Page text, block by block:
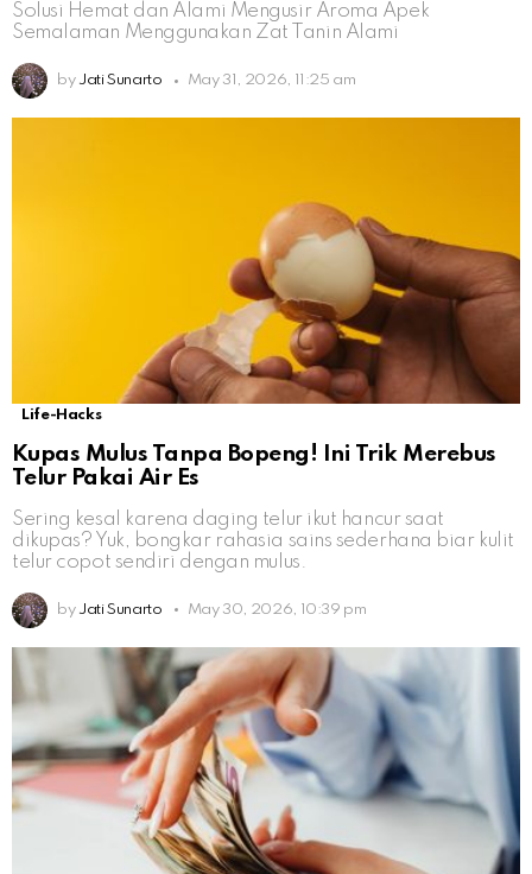
Solusi Hemat dan Alami Mengusir Aroma Apek
Semalaman Menggunakan Zat Tanin Alami
by Jati Sunarto May 31, 2026, 11:25 am
Life-Hacks
Kupas Mulus Tanpa Bopeng! Ini Trik Merebus
Telur Pakai Air Es
Sering kesal karena daging telur ikut hancur saat
dikupas? Yuk, bongkar rahasia sains sederhana biar kulit
telur copot sendiri dengan mulus.
by Jati Sunarto May 30, 2026, 10:39 pm